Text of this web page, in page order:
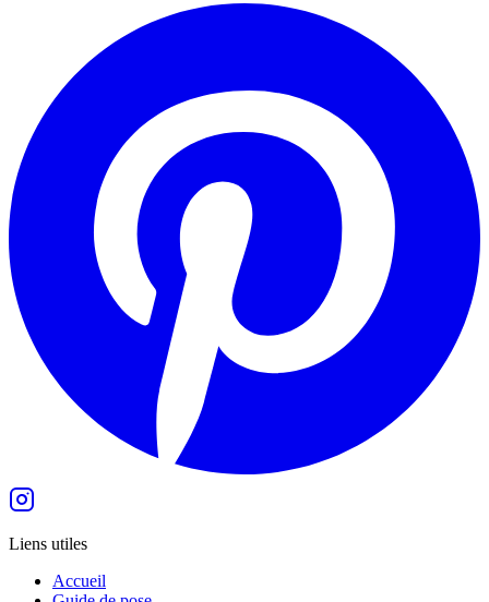
Liens utiles
Accueil